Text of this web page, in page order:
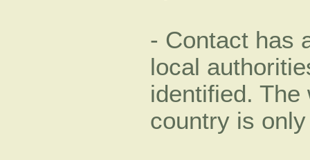
- Contact has
local
identified.
country is